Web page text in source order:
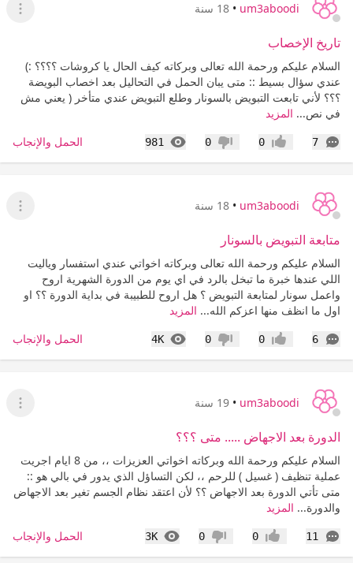
um3aboodi
• 18 سنة
عرض
تاريخ الإخصاب
السلام عليكم ورحمة الله تعالى وبركاته كيف الحال يا كروشات ؟؟؟؟ :)
عندي سؤال بسيط :: متى يبان الحمل في التحاليل بعد اخصاب البويضة
؟؟؟ لأني تابعت التبويض بالسونار وطلع التبويض عندي متأخر ( يعني مش
في نص... المزيد
7
التعليقات إعجاب0 عدم إعجاب
0
981
المشاهدات الحمل والإنجاب
um3aboodi
• 18 سنة
عرض
متابعة التبويض بالسونار
السلام عليكم ورحمة الله تعالى وبركاته اخواتي عندي استفسار وياليت
اللي عندها خبرة ما تبخل بالرد في اي يوم من الدورة الشهرية اروح
واعمل سونار لمتابعة التبويض ؟ هل اروح للطبيبة في بداية الدورة ؟؟ او
اول ما انظف منها اعزكم الله... المزيد
6
التعليقات إعجاب0 عدم إعجاب
0
4K
المشاهدات الحمل والإنجاب
um3aboodi
• 19 سنة
عرض
الدورة بعد الاجهاض ..... متى ؟؟؟
السلام عليكم ورحمة الله وبركاته اخواتي العزيزات ،، من 8 ايام اجريت
عملية تنظيف ( غسيل ) للرحم ،، لكن التساؤل الذي يدور في بالي هو ::
متى تأتي الدورة بعد الاجهاض ؟؟ لأن اعتقد نظام الجسم تغير بعد الاجهاض
والدورة... المزيد
11
التعليقات إعجاب0 عدم إعجاب
0
3K
المشاهدات الحمل والإنجاب